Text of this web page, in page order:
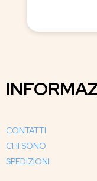
CONTATTI
CHI SONO
SPEDIZIONI